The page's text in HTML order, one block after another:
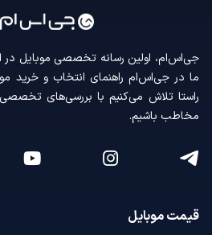
جی‌اس‌ام، اولین رسانه‌ تخصصی موبایل
ما در جی‌اس‌ام راهنمای انتخاب و خرید
راستا تلاش می‌کنیم با بررسی‌های تخصصی،
مخاطب باشیم.
قیمت موبایل